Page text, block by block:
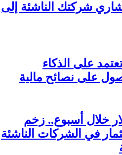
شركتك الناشئة إلى
على الذكاء
على نصائح مالية
دولار خلال أسبوع.. زخم
في الشركات الناشئة